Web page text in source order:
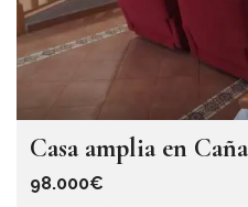
Casa amplia en
98.000€